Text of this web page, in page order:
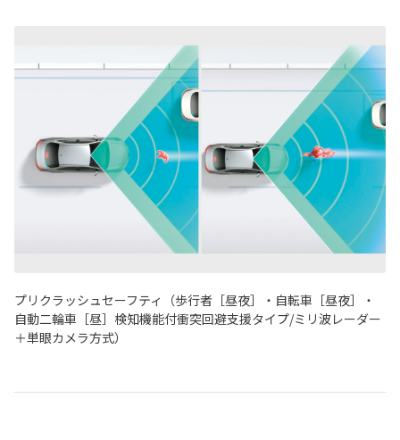
プリクラッシュセーフティ（歩行者［昼夜］・自転車［昼夜］・
自動二輪車［昼］検知機能付衝突回避支援タイプ/ミリ波レーダー
＋単眼カメラ方式）